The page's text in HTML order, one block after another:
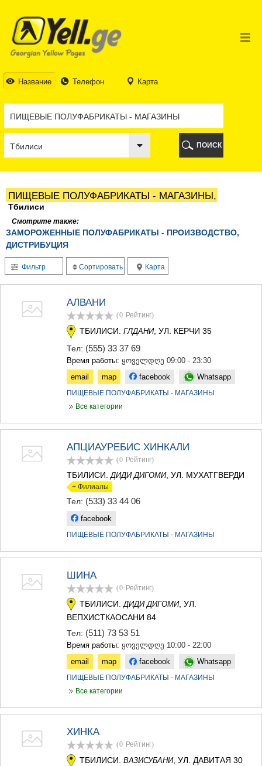
Название Телефон Карта
ТБИЛИСИ
ТБИЛИСИ
АБХАЗИЯ
ГАЛИ
БАТУМИ
КОБУЛЕТИ
ШУАХЕВИ
ЧАКВИ
ОЗУРГЕТИ
ЧОХАТАУРИ
УРЕКИ
ИМЕРЕТИЯ
БАГДАТИ
ВАНИ
ЗЕСТАФОНИ
ТЕРДЖОЛА
САМТРЕДИА
ТКИБУЛИ
КУТАИСИ
ТЕЛАВИ
САГАРЕДЖО
СИГНАГИ
МЦХЕТА-МТИАНЕТИ
ГУДАУРИ
РАЧА-ЛЕЧХУМИ/НИЖНЯЯ
СВАНЕТИЯ
АМБРОЛАУРИ
МЕГРЕЛИЯ/ВЕРХНЯЯ
МЕСТИА
ПОТИ
ЧХОРОЦКУ
ЦАЛЕНДЖИХА
ПОИСК
ПИЩЕВЫЕ ПОЛУФАБРИКАТЫ - МАГАЗИНЫ,
Тбилиси
Смотрите также:
ЗАМОРОЖЕННЫЕ ПОЛУФАБРИКАТЫ - ПРОИЗВОДСТВО,
ДИСТРИБУЦИЯ
Фильтр Сортировать Карта
АЛВАНИ
(0 Рейтинг)
ТБИЛИСИ. ГЛДАНИ, УЛ. КЕРЧИ 35
Тел: (555) 33 37 69
Время работы: ყოველდღე 09:00 - 23:30
email
map facebook Whatsapp
ПИЩЕВЫЕ ПОЛУФАБРИКАТЫ - МАГАЗИНЫ
Все категории
АПЦИАУРЕБИС ХИНКАЛИ
(0 Рейтинг)
ТБИЛИСИ. ДИДИ ДИГОМИ, УЛ. МУХАТГВЕРДИ
+ Филиалы
Тел: (533) 33 44 06
facebook
ПИЩЕВЫЕ ПОЛУФАБРИКАТЫ - МАГАЗИНЫ
ШИНА
(0 Рейтинг)
ТБИЛИСИ. ДИДИ ДИГОМИ, УЛ.
ВЕПХИСТКАОСАНИ 84
Тел: (511) 73 53 51
Время работы: ყოველდღე 10:00 - 22:00
email
map facebook Whatsapp
ПИЩЕВЫЕ ПОЛУФАБРИКАТЫ - МАГАЗИНЫ
Все категории
ХИНКА
(0 Рейтинг)
ТБИЛИСИ. ВАЗИСУБАНИ, УЛ. ДАВИТАЯ 30